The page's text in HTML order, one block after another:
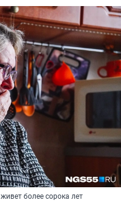
более сорока лет